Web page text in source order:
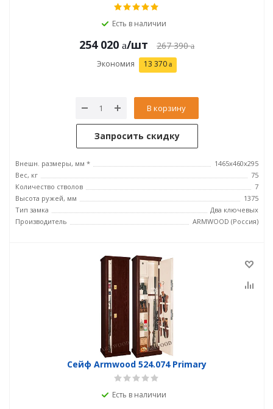
Есть в наличии
254 020 /шт 267 390
Экономия 13 370
В корзину
Запросить скидку
Внешн. размеры, мм *
1465х460х295
Вес, кг
75
Количество стволов
7
Высота ружей, мм
1375
Тип замка
Два ключевых
Производитель
ARMWOOD (Россия)
Сейф Armwood 524.074 Primary
Есть в наличии